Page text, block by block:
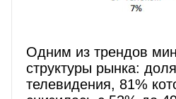
Одним из трендов
структуры рынка:
телевидения, 81%